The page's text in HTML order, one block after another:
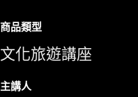
商品類型
文化旅遊講座
主講人